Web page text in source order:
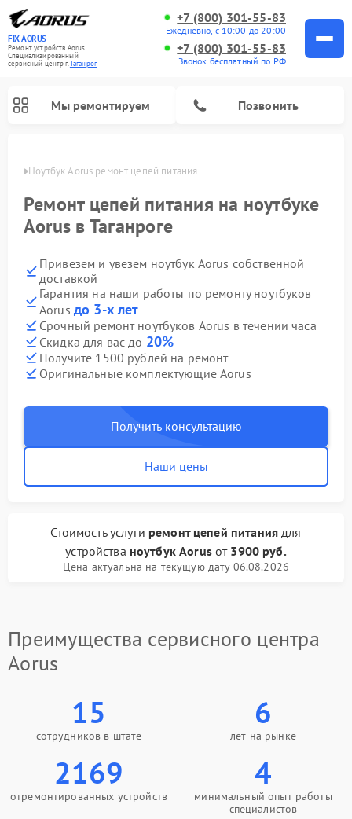
FIX-AORUS
Ремонт устройств Aorus
Специализированный
cервисный центр г.Таганрог
+7 (800) 301-55-83
Ежедневно, с 10:00 до 20:00
+7 (800) 301-55-83
Звонок бесплатный по РФ
Мы ремонтируем Позвонить
Ноутбук Aorus ремонт цепей питания
Ремонт цепей питания на ноутбуке
Aorus в Таганроге
Привезем и увезем ноутбук Aorus собственной
доставкой
Гарантия на наши работы по ремонту ноутбуков
Aorus до 3-х лет
Срочный ремонт ноутбуков Aorus в течении часа
Скидка для вас до 20%
Получите 1500 рублей на ремонт
Оригинальные комплектующие Aorus
Получить консультацию
Наши цены
Стоимость услуги ремонт цепей питаниядля
устройства ноутбук Aorusот 3900 руб.
Цена актуальна на текущую дату 06.08.2026
Преимущества сервисного центра
Aorus
15
сотрудников в штате
6
лет на рынке
2169
отремонтированных устройств
4
минимальный опыт работы
специалистов